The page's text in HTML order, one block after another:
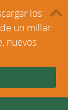
los
un millar
nuevos